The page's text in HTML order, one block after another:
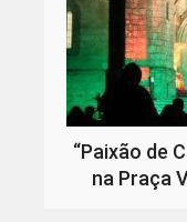
“Paixão de
na Praça